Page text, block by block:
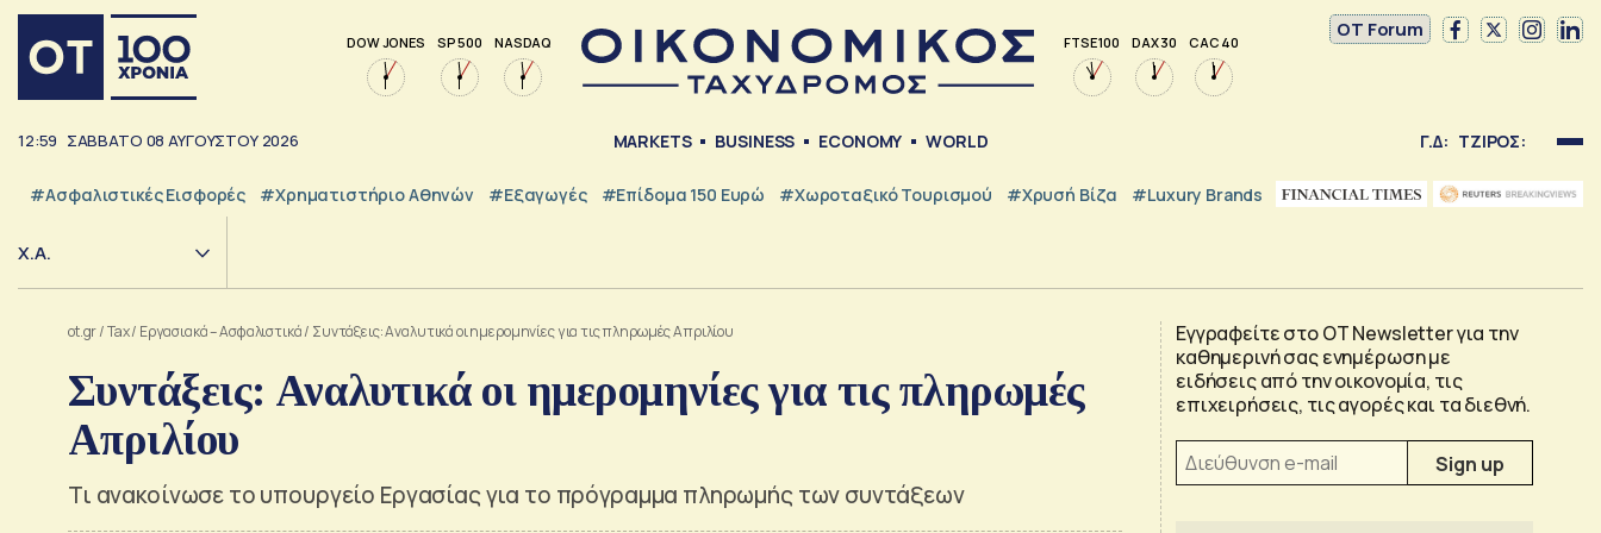
DOW JONES SP 500 NASDAQ FTSE 100 DAX 30 CAC 40
OT Forum
12:59 ΣΑΒΒΑΤΟ 08 ΑΥΓΟΥΣΤΟΥ 2026 MARKETS BUSINESS ECONOMY WORLD Γ.Δ: ΤΖΙΡΟΣ:
#Ασφαλιστικές Εισφορές #Χρηματιστήριο Αθηνών #εξαγωγές #Επίδομα 150 Ευρώ #Χωροταξικό Τουρισμού #Χρυσή Βίζα #luxury Brands
Χ.Α.
ot.gr/Tax/ Εργασιακά – Ασφαλιστικά/ Συντάξεις: Αναλυτικά οι ημερομηνίες για τις πληρωμές Απριλίου
Συντάξεις: Αναλυτικά οι ημερομηνίες για τις πληρωμές
Απριλίου
Τι ανακοίνωσε το υπουργείο Εργασίας για το πρόγραμμα πληρωμής των συντάξεων
Εγγραφείτε στο OT Newsletter για την
καθημερινή σας ενημέρωση με
ειδήσεις από την οικονομία, τις
επιχειρήσεις, τις αγορές και τα διεθνή.